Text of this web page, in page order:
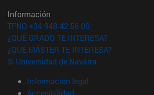
Información
TFNO +34 948 42 56 00
¿QUÉ GRADO TE INTERESA?
¿QUÉ MÁSTER TE INTERESA?
© Universidad de Navarra
Información legal
Accesibilidad